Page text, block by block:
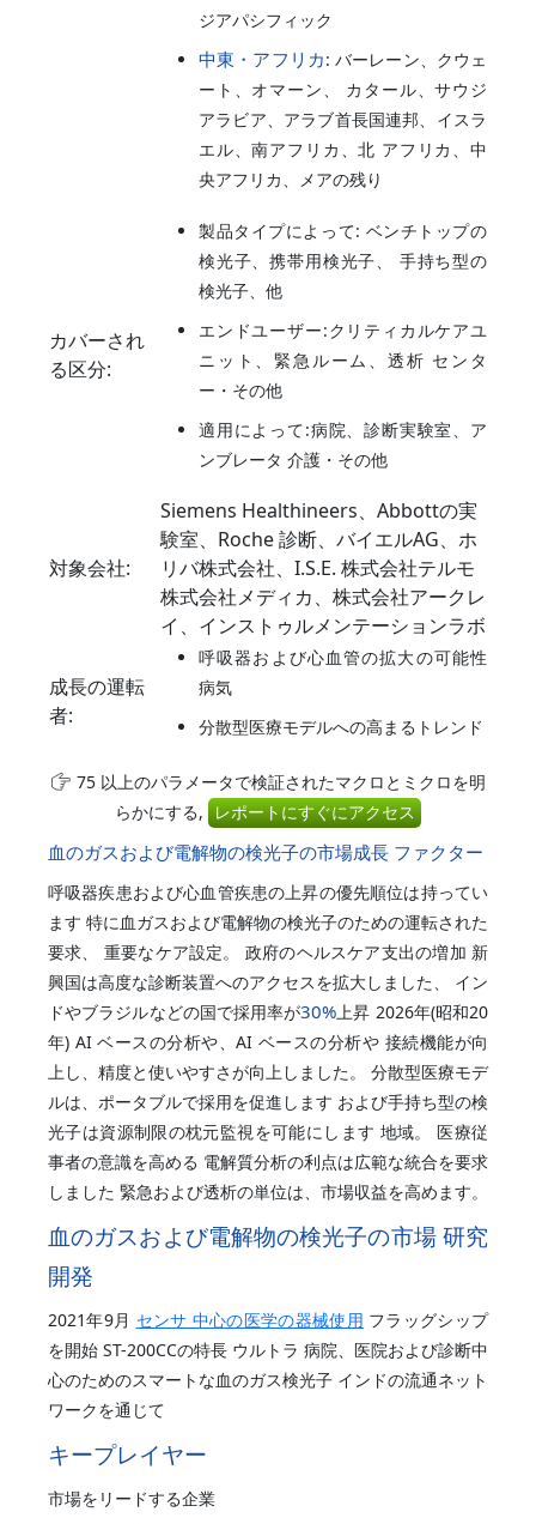
ジアパシフィック
中東・アフリカ: バーレーン、クウェ
ート、オマーン、 カタール、サウジ
アラビア、アラブ首長国連邦、イスラ
エル、南アフリカ、北 アフリカ、中
央アフリカ、メアの残り
カバーされ
る区分:
製品タイプによって: ベンチトップの
検光子、携帯用検光子、 手持ち型の
検光子、他
エンドユーザー:クリティカルケアユ
ニット、緊急ルーム、透析 センタ
ー・その他
適用によって:病院、診断実験室、ア
ンブレータ 介護・その他
対象会社:
Siemens Healthineers、Abbottの実
験室、Roche 診断、バイエルAG、ホ
リバ株式会社、I.S.E. 株式会社テルモ
株式会社メディカ、株式会社アークレ
イ、インストゥルメンテーションラボ
成長の運転
者:
呼吸器および心血管の拡大の可能性
病気
分散型医療モデルへの高まるトレンド
75 以上のパラメータで検証されたマクロとミクロを明
らかにする, レポートにすぐにアクセス
血のガスおよび電解物の検光子の市場成長 ファクター
呼吸器疾患および心血管疾患の上昇の優先順位は持ってい
ます 特に血ガスおよび電解物の検光子のための運転された
要求、 重要なケア設定。 政府のヘルスケア支出の増加 新
興国は高度な診断装置へのアクセスを拡大しました、 イン
ドやブラジルなどの国で採用率が30% 上昇 2026年(昭和20
年) AI ベースの分析や、AI ベースの分析や 接続機能が向
上し、精度と使いやすさが向上しました。 分散型医療モデ
ルは、ポータブルで採用を促進します および手持ち型の検
光子は資源制限の枕元監視を可能にします 地域。 医療従
事者の意識を高める 電解質分析の利点は広範な統合を要求
しました 緊急および透析の単位は、市場収益を高めます。
血のガスおよび電解物の検光子の市場 研究
開発
2021年9月 センサ 中心の医学の器械使用 フラッグシップ
を開始 ST-200CCの特長 ウルトラ 病院、医院および診断中
心のためのスマートな血のガス検光子 インドの流通ネット
ワークを通じて
キープレイヤー
市場をリードする企業